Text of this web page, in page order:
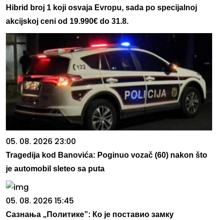
Hibrid broj 1 koji osvaja Evropu, sada po specijalnoj
akcijskoj ceni od 19.990€ do 31.8.
05. 08. 2026 23:00
Tragedija kod Banovića: Poginuo vozač (60) nakon što
je automobil sleteo sa puta
05. 08. 2026 15:45
Сазнања „Политике”: Ко је поставио замку